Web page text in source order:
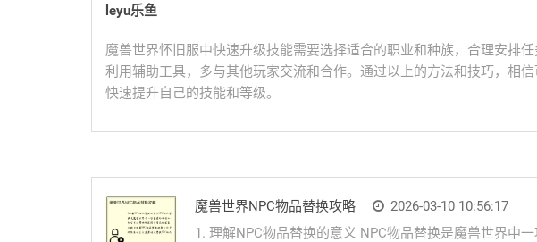
leyu乐鱼
魔兽世界怀旧服中快速升级技能需要选择适合的职业和种族，合理安排任
利用辅助工具，多与其他玩家交流和合作。通过以上的方法和技巧，相
快速提升自己的技能和等级。
魔兽世界NPC物品替换攻略
2026-03-10 10:56:17
1. 理解NPC物品替换的意义 NPC物品替换是魔兽世界中